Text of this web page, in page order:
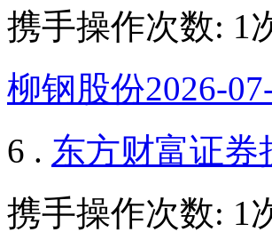
携手操作次数: 1
柳钢股份2026-
6 . 东方财富证券
携手操作次数: 1